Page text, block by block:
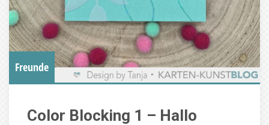
Freunde
Color Blocking 1 – Hallo